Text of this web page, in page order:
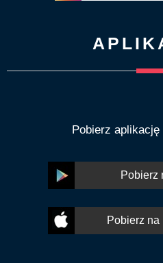
Pobierz
Pobierz
Pobierz na